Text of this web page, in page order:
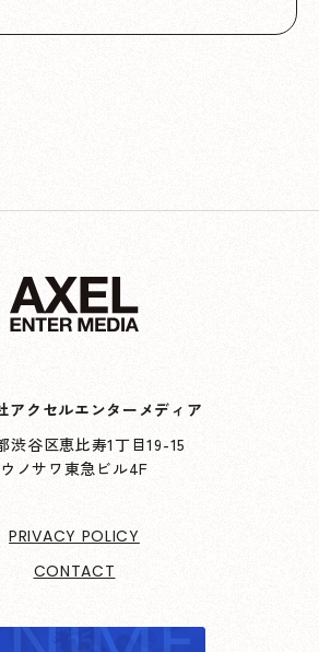
アクセルエンターメディア
渋谷区恵比寿1丁目19-15
ウノサワ東急ビル4F
PRIVACY POLICY
CONTACT